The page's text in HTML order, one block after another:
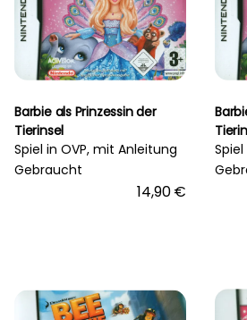
Barbie als Prinzessin der
Tierinsel
Spiel in OVP, mit Anleitung
Gebraucht
14,90 €